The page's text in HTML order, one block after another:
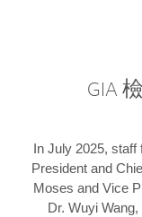
GIA
In July 2025,
President and
Moses and Vice
Dr. Wuyi